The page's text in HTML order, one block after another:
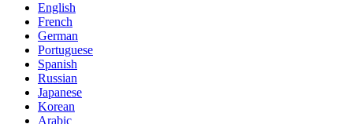
English
French
German
Portuguese
Spanish
Russian
Japanese
Korean
Arabic